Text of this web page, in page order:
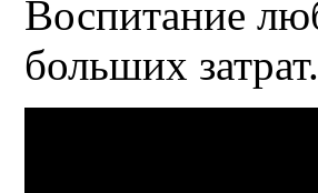
Воспитание
больших затрат.